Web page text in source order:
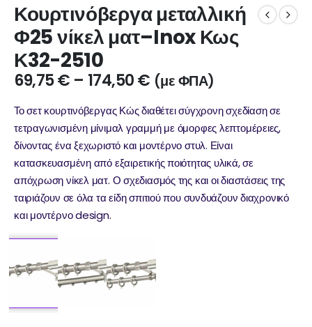
Κουρτινόβεργα μεταλλική
Φ25 νίκελ ματ–Inox Κως
Κ32-2510
69,75€ – 174,50€ (με ΦΠΑ)
Το σετ κουρτινόβεργας Κώς διαθέτει σύγχρονη σχεδίαση σε
τετραγωνισμένη μίνιμαλ γραμμή με όμορφες λεπτομέρειες,
δίνοντας ένα ξεχωριστό και μοντέρνο στυλ. Είναι
κατασκευασμένη από εξαιρετικής ποιότητας υλικά, σε
απόχρωση νίκελ ματ. Ο σχεδιασμός της και οι διαστάσεις της
ταιριάζουν σε όλα τα είδη σπιτιού που συνδυάζουν διαχρονικό
και μοντέρνο design.